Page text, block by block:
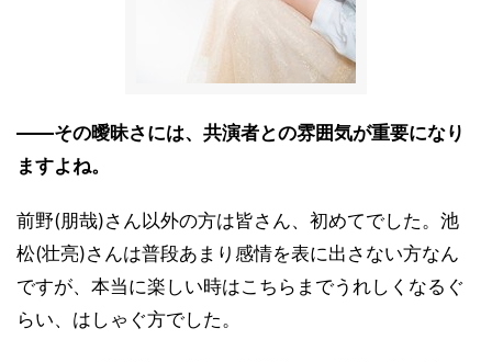
――その曖昧さには、共演者との雰囲気が重要になり
ますよね。
前野(朋哉)さん以外の方は皆さん、初めてでした。池
松(壮亮)さんは普段あまり感情を表に出さない方なん
ですが、本当に楽しい時はこちらまでうれしくなるぐ
らい、はしゃぐ方でした。